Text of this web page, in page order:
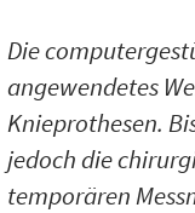
Die
angewendetes
Knieprothesen.
jedoch die
temporären